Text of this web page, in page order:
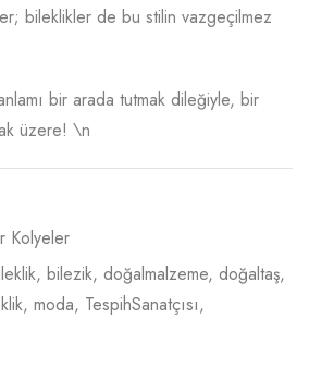
bileklikler de bu stilin vazgeçilmez
bir arada tutmak dileğiyle, bir
üzere! \n
Kolyeler
, bilezik, doğalmalzeme, doğaltaş,
, moda, TespihSanatçısı,